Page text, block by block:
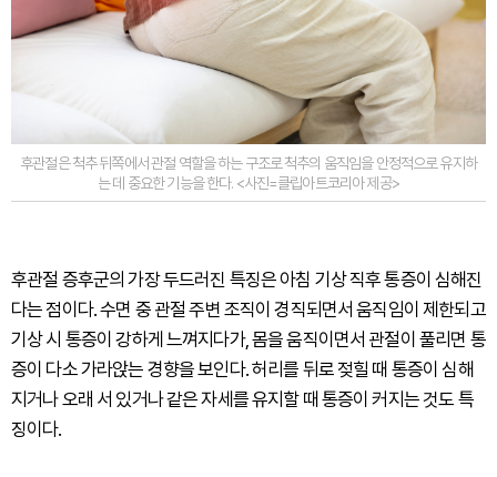
후관절은 척추 뒤쪽에서 관절 역할을 하는 구조로 척추의 움직임을 안정적으로 유지하
는 데 중요한 기능을 한다. <사진=클립아트코리아 제공>
후관절 증후군의 가장 두드러진 특징은 아침 기상 직후 통증이 심해진
다는 점이다. 수면 중 관절 주변 조직이 경직되면서 움직임이 제한되고
기상 시 통증이 강하게 느껴지다가, 몸을 움직이면서 관절이 풀리면 통
증이 다소 가라앉는 경향을 보인다. 허리를 뒤로 젖힐 때 통증이 심해
지거나 오래 서 있거나 같은 자세를 유지할 때 통증이 커지는 것도 특
징이다.